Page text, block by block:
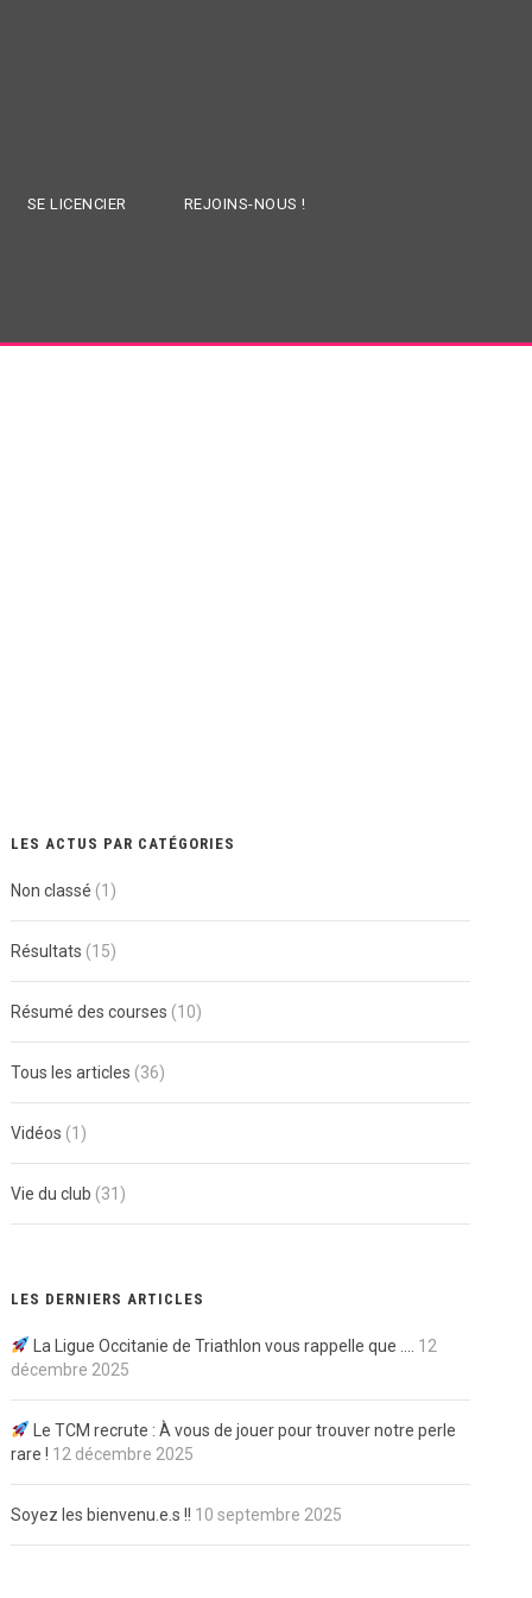
SE LICENCIER REJOINS-NOUS !
LES ACTUS PAR CATÉGORIES
Non classé (1)
Résultats (15)
Résumé des courses (10)
Tous les articles (36)
Vidéos (1)
Vie du club (31)
LES DERNIERS ARTICLES
La Ligue Occitanie de Triathlon vous rappelle que ….
12
décembre 2025
Le TCM recrute : À vous de jouer pour trouver notre perle
rare ! 12 décembre 2025
Soyez les bienvenu.e.s !! 10 septembre 2025